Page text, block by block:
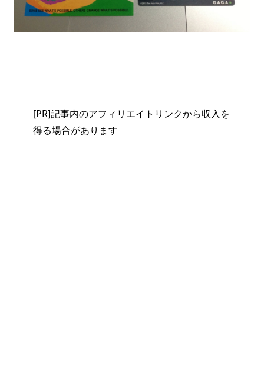
[PR]記事内のアフィリエイトリンクから収入を
得る場合があります